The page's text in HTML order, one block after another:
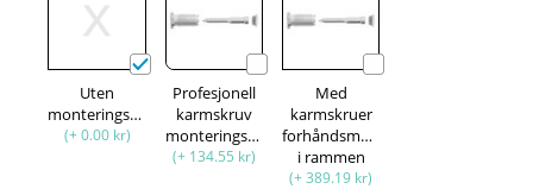
Uten
monteringssett
(+ 0.00 kr)
Profesjonell
karmskruv
monteringssett
(+ 134.55 kr)
Med
karmskruer
forhåndsmontert
i rammen
(+ 389.19 kr)